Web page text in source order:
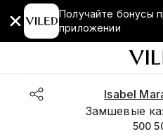
Получайте бонусы
приложении
Isabel
Замшевые
500